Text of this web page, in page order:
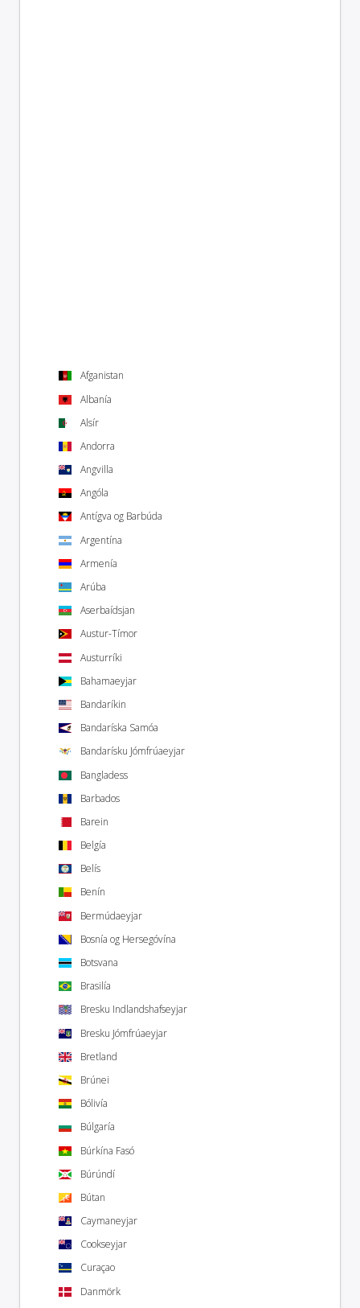
Afganistan
Albanía
Alsír
Andorra
Angvilla
Angóla
Antígva og Barbúda
Argentína
Armenía
Arúba
Aserbaídsjan
Austur-Tímor
Austurríki
Bahamaeyjar
Bandaríkin
Bandaríska Samóa
Bandarísku Jómfrúaeyjar
Bangladess
Barbados
Barein
Belgía
Belís
Benín
Bermúdaeyjar
Bosnía og Hersegóvína
Botsvana
Brasilía
Bresku Indlandshafseyjar
Bresku Jómfrúaeyjar
Bretland
Brúnei
Bólivía
Búlgaría
Búrkína Fasó
Búrúndí
Bútan
Caymaneyjar
Cookseyjar
Curaçao
Danmörk